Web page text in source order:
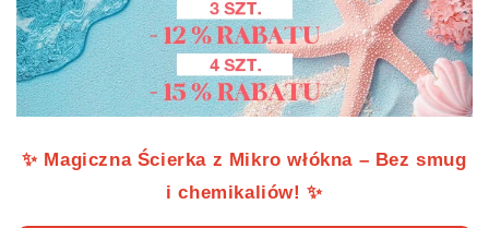
✨ Magiczna Ścierka z Mikro włókna – Bez smug
i chemikaliów! ✨